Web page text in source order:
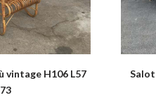
vintage H106 L57